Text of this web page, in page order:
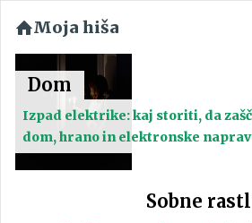
Moja hiša
Dom
Izpad elektrike: kaj storiti, da
dom, hrano in elektronske
Sobne